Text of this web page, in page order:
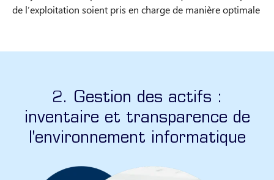
de l’exploitation soient pris en charge de manière optimale
2. Gestion des actifs :
inventaire et transparence de
l'environnement informatique